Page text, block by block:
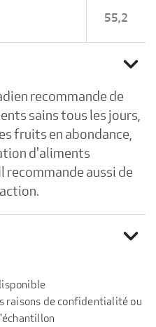
55,2
expand_more
recommande de
sains tous les jours,
fruits en abondance,
d'aliments
aussi de
expand_more
raisons de confidentialité ou